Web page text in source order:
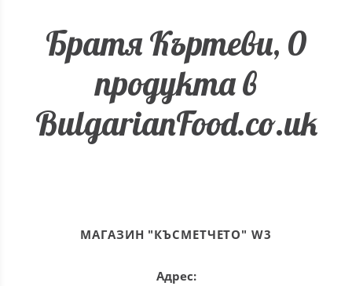
Братя Къртеви, 0
продукта в
BulgarianFood.co.uk
МАГАЗИН "КЪСМЕТЧЕТО" W3
Адрес: